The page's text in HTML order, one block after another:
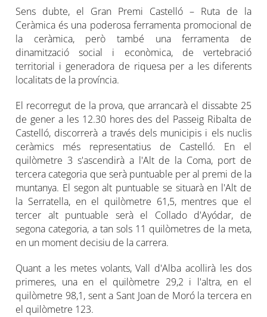
Sens dubte, el Gran Premi Castelló – Ruta de la
Ceràmica és una poderosa ferramenta promocional de
la ceràmica, però també una ferramenta de
dinamització social i econòmica, de vertebració
territorial i generadora de riquesa per a les diferents
localitats de la província.
El recorregut de la prova, que arrancarà el dissabte 25
de gener a les 12.30 hores des del Passeig Ribalta de
Castelló, discorrerà a través dels municipis i els nuclis
ceràmics més representatius de Castelló. En el
quilòmetre 3 s'ascendirà a l'Alt de la Coma, port de
tercera categoria que serà puntuable per al premi de la
muntanya. El segon alt puntuable se situarà en l'Alt de
la Serratella, en el quilòmetre 61,5, mentres que el
tercer alt puntuable serà el Collado d'Ayódar, de
segona categoria, a tan sols 11 quilòmetres de la meta,
en un moment decisiu de la carrera.
Quant a les metes volants, Vall d'Alba acollirà les dos
primeres, una en el quilòmetre 29,2 i l'altra, en el
quilòmetre 98,1, sent a Sant Joan de Moró la tercera en
el quilòmetre 123.